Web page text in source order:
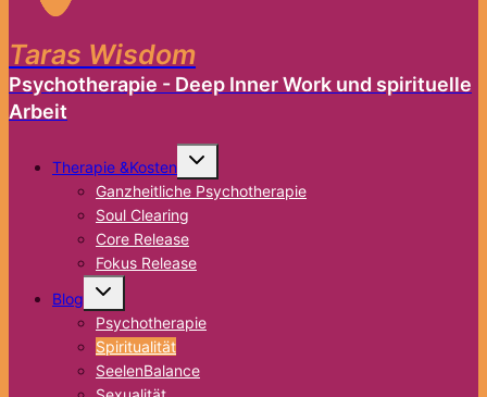
Taras Wisdom
Psychotherapie - Deep Inner Work und spirituelle
Arbeit
Therapie &Kosten
Untermenü
Ganzheitliche Psychotherapie
Soul Clearing
Core Release
Fokus Release
Blog
Untermenü
Psychotherapie
Spiritualität
SeelenBalance